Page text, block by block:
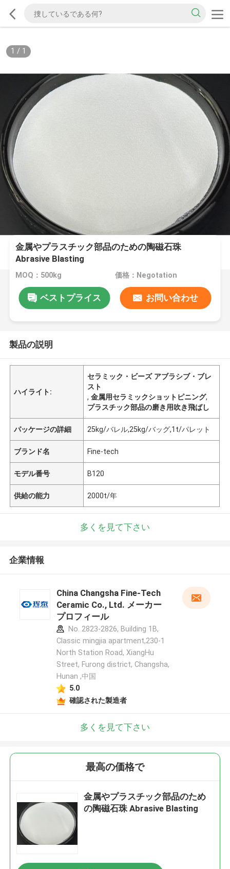
1 / 1
金属やプラスチック部品のための陶磁石珠
Abrasive Blasting
MOQ：500kg 価格：Negotation
ベストプライス お問い合わせ
製品の説明
ハイライト:
セラミック・ビーズ アブラシブ・ブレ
スト
,金属用セラミックショットピニング,
プラスチック部品の磨き用吹き飛ばし
パッケージの詳細 25kg/バレル,25kg/バッグ,1t/パレット
ブランド名 Fine-tech
モデル番号 B120
供給の能力 2000t/年
多くを見て下さい
企業情報
China Changsha Fine-Tech
Ceramic Co., Ltd. メーカー
プロフィール
No. 2823-2826, Building 1B,
Classic mingjia apartment,230-1
North Station Road, XiangHu
Street, Furong district, Changsha,
Hunan ,中国
5.0
確認された製造者
多くを見て下さい
最高の価格で
金属やプラスチック部品のため
の陶磁石珠 Abrasive Blasting